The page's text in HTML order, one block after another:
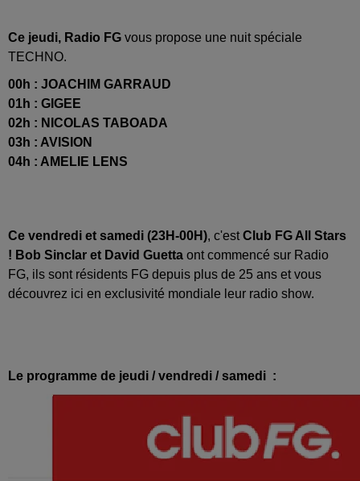
Ce jeudi, Radio FG vous propose une nuit spéciale
TECHNO.
00h : JOACHIM GARRAUD
01h : GIGEE
02h : NICOLAS TABOADA
03h : AVISION
04h : AMELIE LENS
Ce vendredi et samedi (23H-00H), c'estClub FG All Stars
! Bob Sinclar et David Guetta ont commencé sur Radio
FG, ils sont résidents FG depuis plus de 25 ans et vous
découvrez ici en exclusivité mondiale leur radio show.
Le programme de jeudi / vendredi / samedi :